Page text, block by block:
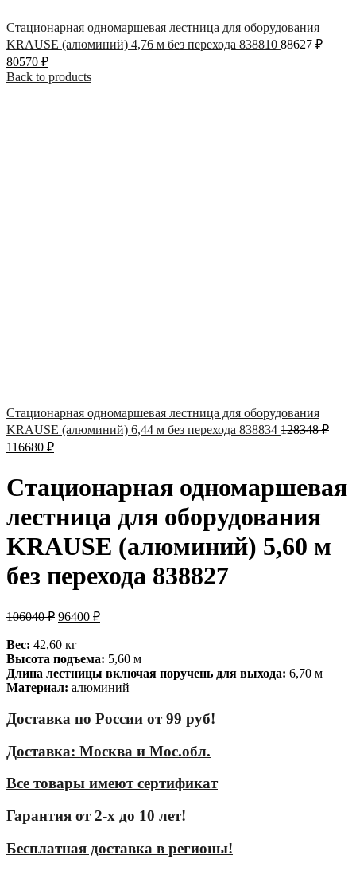
Стационарная одномаршевая лестница для оборудования
KRAUSE (алюминий) 4,76 м без перехода 838810 88627₽
80570 ₽
Back to products
Стационарная одномаршевая лестница для оборудования
KRAUSE (алюминий) 6,44 м без перехода 838834 128348₽
116680 ₽
Стационарная одномаршевая
лестница для оборудования
KRAUSE (алюминий) 5,60 м
без перехода 838827
106040₽ 96400 ₽
Вес: 42,60 кг
Высота подъема: 5,60 м
Длина лестницы включая поручень для выхода: 6,70 м
Материал: алюминий
Доставка по России от 99 руб!
Доставка: Москва и Мос.обл.
Все товары имеют сертификат
Гарантия от 2-х до 10 лет!
Бесплатная доставка в регионы!